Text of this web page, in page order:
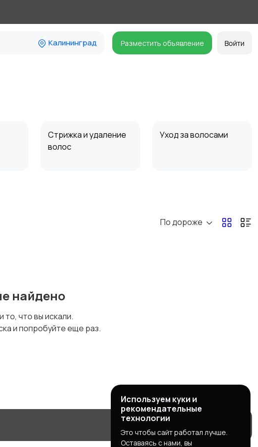
Калининград Разместить объявление Войти
Стрижка и удаление
волос
Уход за волосами
По дороже
найдено
то, что вы искали.
и попробуйте еще раз.
Используем куки и
рекомендательные
технологии
Это чтобы сайт работал лучше.
Оставаясь с нами, вы